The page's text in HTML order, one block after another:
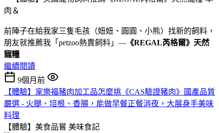
前陣子在給我家三隻毛孩（妞妞、圓圓、小熊）找新的飼料，
朋友就推薦我「petzoo熱賣飼料」— 《REGAL芮格爾》天然
寵糧
繼續閱讀
9個月前
【體驗】家樂福豬肉加工品怎麼挑《CAS驗證豬肉》國產品質
嚴選 - 火腿、培根、香腸，能做早餐正餐消夜，大展身手美味
料理
【體驗】美食品嘗 美味食記